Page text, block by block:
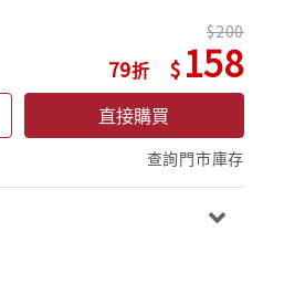
79
200
158
直接購買
查詢門市庫存